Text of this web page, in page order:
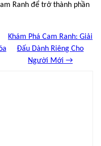
Ranh để trở thành phần
Khám Phá Cam Ranh: Giải
Đấu Dành Riêng Cho
Người Mới →